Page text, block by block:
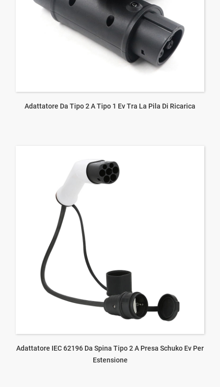
Adattatore Da Tipo 2 A Tipo 1 Ev Tra La Pila Di Ricarica
Adattatore IEC 62196 Da Spina Tipo 2 A Presa Schuko Ev Per
Estensione